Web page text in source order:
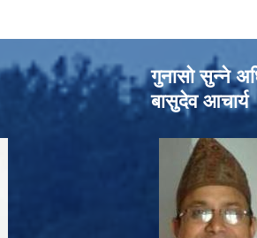
गुनासो सुन्‍ने
बासुदेव आचार्य